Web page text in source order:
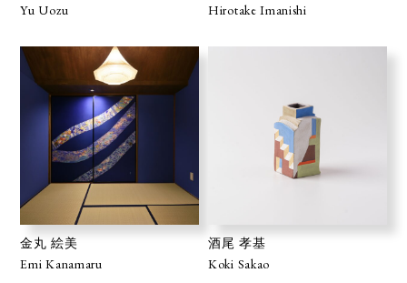
Yu Uozu Hirotake Imanishi
金丸 絵美
Emi Kanamaru
酒尾 孝基
Koki Sakao